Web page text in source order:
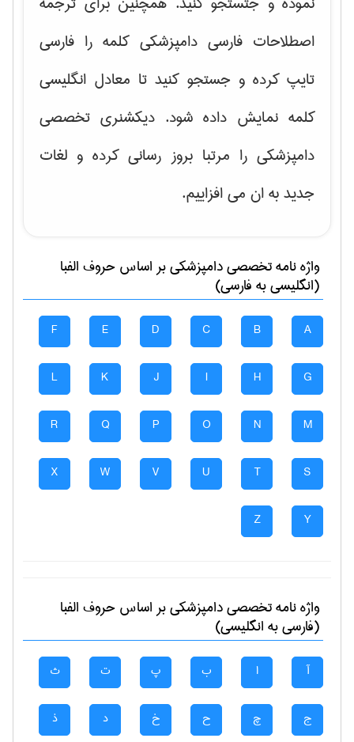
اصطلاحات فارسی دامپزشکی کلمه را فارسی
تایپ کرده و جستجو کنید تا معادل انگلیسی
کلمه نمایش داده شود. دیکشنری تخصصی
دامپزشکی را مرتبا بروز رسانی کرده و لغات
جدید به ان می افزاییم.
واژه نامه تخصصیدامپزشكیبر اساس حروف الفبا
(انگلیسی به فارسی)
A
B
C
D
E
F
G
H
I
J
K
L
M
N
O
P
Q
R
S
T
U
V
W
X
Y
Z
واژه نامه تخصصیدامپزشكیبر اساس حروف الفبا
(فارسی به انگلیسی)
آ ا ب پ ت ث
ج چ ح خ د ذ